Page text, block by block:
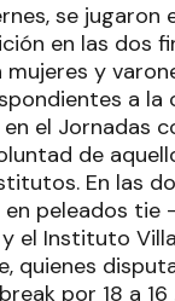
se
en las dos
mujeres y
a la
el Jornadas
de
En las
peleados tie
el Instituto
quienes
por 18 a